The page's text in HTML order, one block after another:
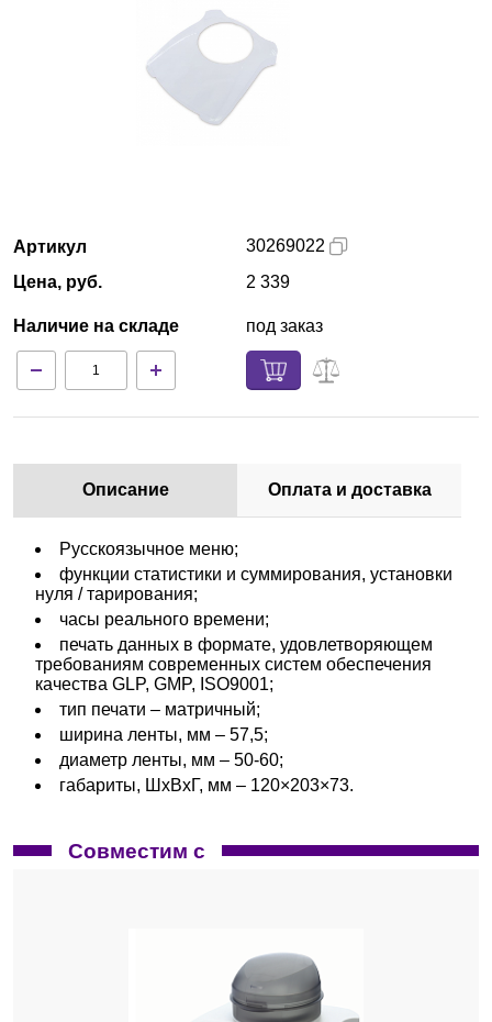
Производители
Доставка и оплата
Контакты
Артикул
Цена, руб.
Наличие на складе
30269022
2 339
под заказ
Описание Оплата и доставка
Русскоязычное меню;
функции статистики и суммирования, установки
нуля / тарирования;
часы реального времени;
печать данных в формате, удовлетворяющем
требованиям современных систем обеспечения
качества GLP, GMP, ISO9001;
тип печати – матричный;
ширина ленты, мм – 57,5;
диаметр ленты, мм – 50-60;
габариты, ШхВхГ, мм – 120×203×73.
Совместим с